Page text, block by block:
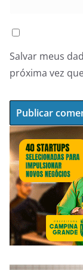
Salvar meus
próxima vez